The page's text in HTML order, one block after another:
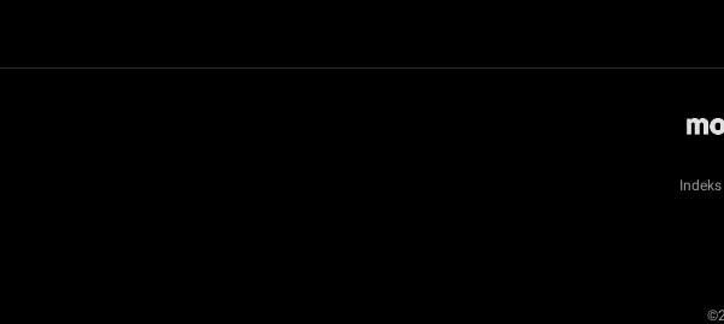
Indeks